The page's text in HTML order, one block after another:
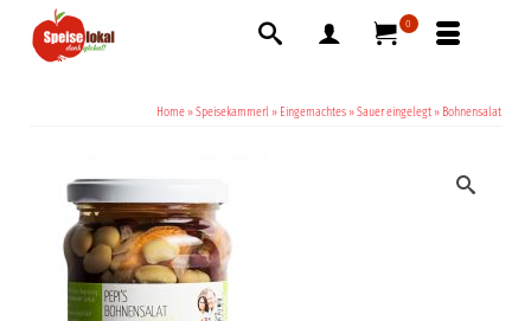
0
Home »Speisekammerl » Eingemachtes »Sauer eingelegt » Bohnensalat